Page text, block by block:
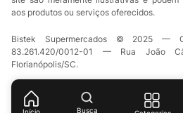
Início Busca
aos produtos ou serviços oferecidos.
Bistek Supermercados © 2025 —
83.261.420/0012-01 — Rua João
Florianópolis/SC.